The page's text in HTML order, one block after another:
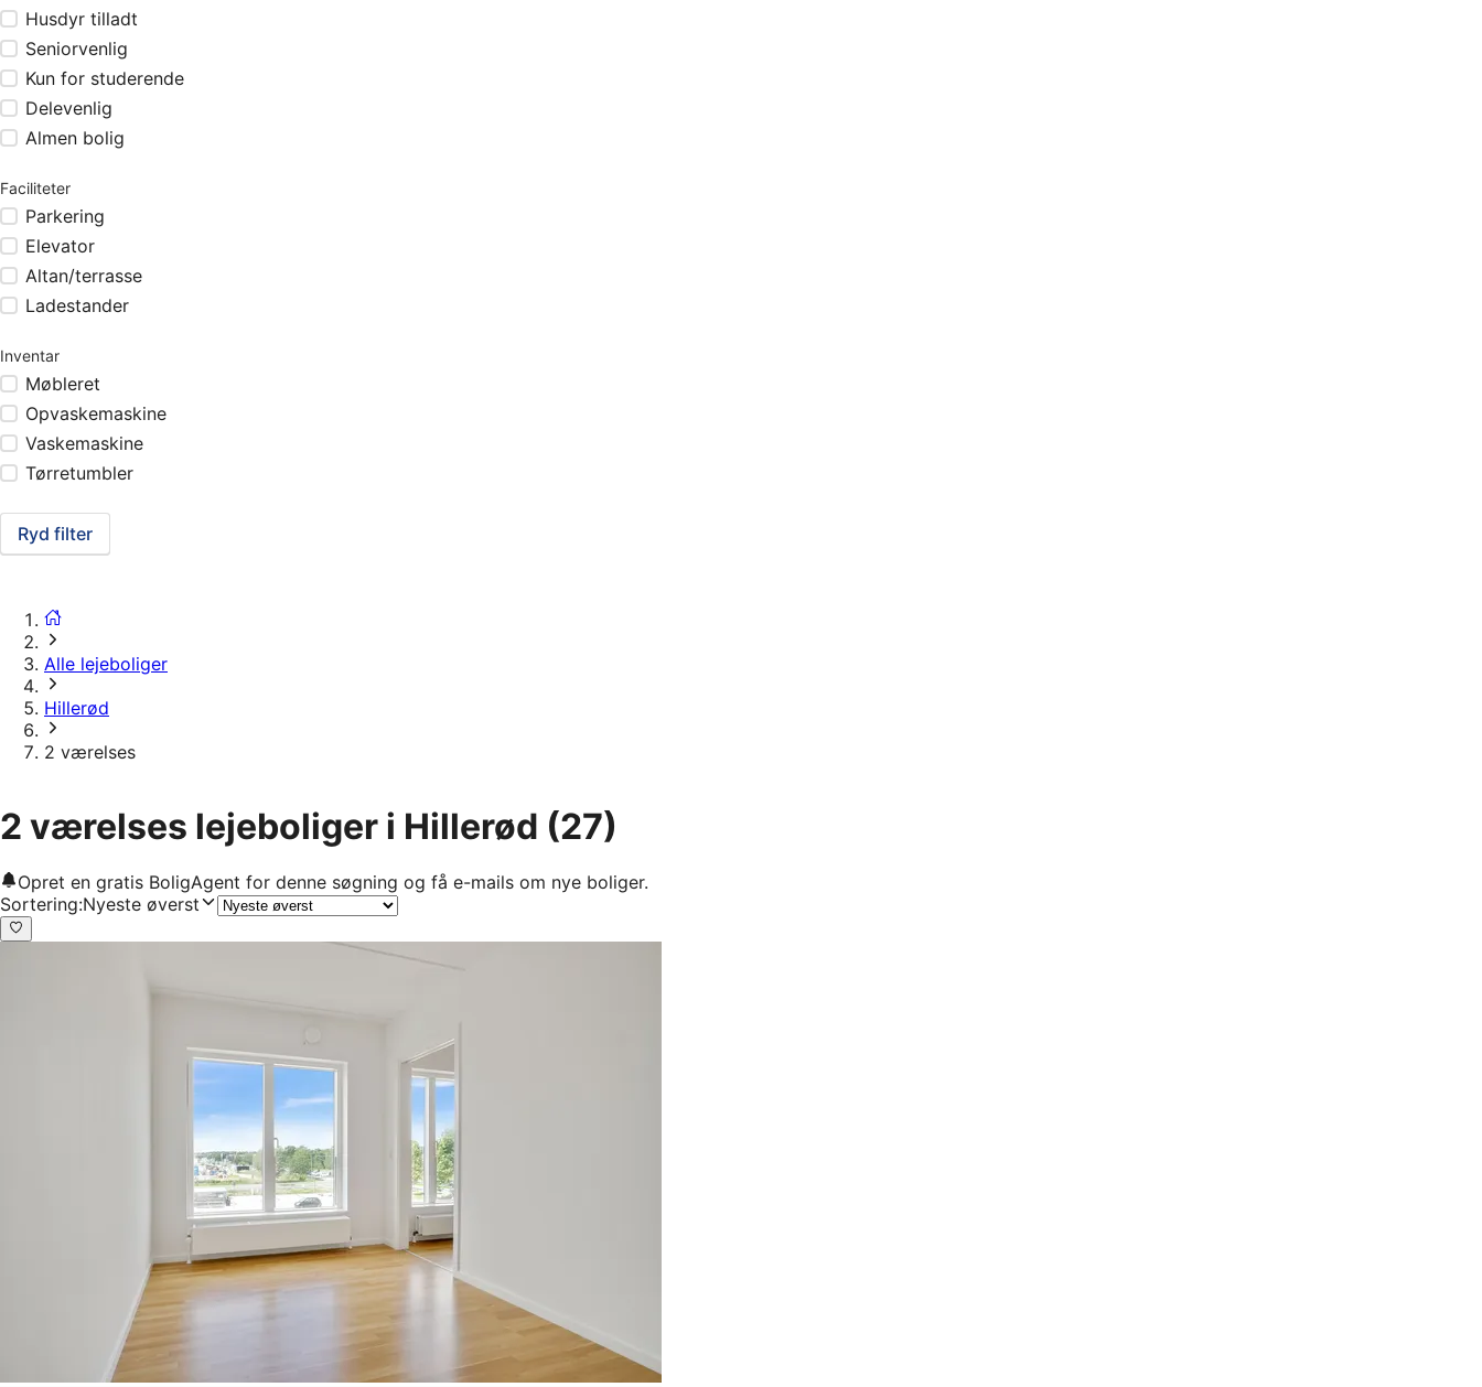
Husdyr tilladt
Seniorvenlig
Kun for studerende
Delevenlig
Almen bolig
Faciliteter
Parkering
Elevator
Altan/terrasse
Ladestander
Inventar
Møbleret
Opvaskemaskine
Vaskemaskine
Tørretumbler
Ryd filter
Alle lejeboliger
Hillerød
2 værelses
2 værelses lejeboliger i Hillerød (27)
Opret en gratis BoligAgent for denne søgning og få e-mails om nye boliger.
Sortering:Nyeste øverst